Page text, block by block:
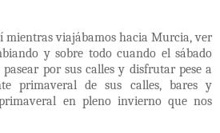
mientras viajábamos hacia Murcia, ver
y sobre todo cuando el sábado
por sus calles y disfrutar pese a
primaveral de sus calles, bares y
en pleno invierno que nos